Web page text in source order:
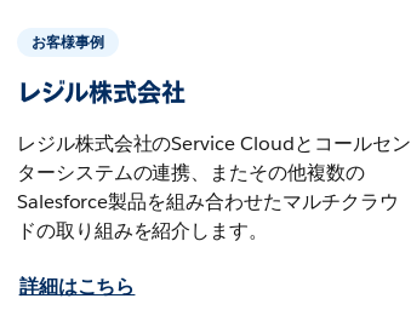
お客様事例
レジル株式会社
レジル株式会社のService Cloudとコールセン
ターシステムの連携、またその他複数の
Salesforce製品を組み合わせたマルチクラウ
ドの取り組みを紹介します。
詳細はこちら